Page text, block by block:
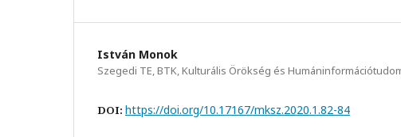
István Monok
Szegedi TE, BTK, Kulturális Örökség és
DOI: https://doi.org/10.17167/mksz.2020.1.82-84